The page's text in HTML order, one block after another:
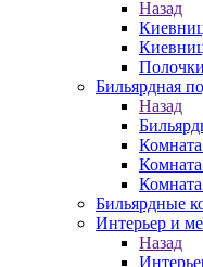
Назад
Бильярдная
Назад
Бильярдные
Интерьер и
Назад